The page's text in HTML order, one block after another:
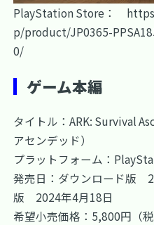
PlayStation Store：
p/product/JP0365-
0/
ゲーム本編
タイトル：ARK: Survival
アセンデッド）
プラットフォーム：
発売日：ダウンロード版
版 2024年4月18日
希望小売価格：5,800円